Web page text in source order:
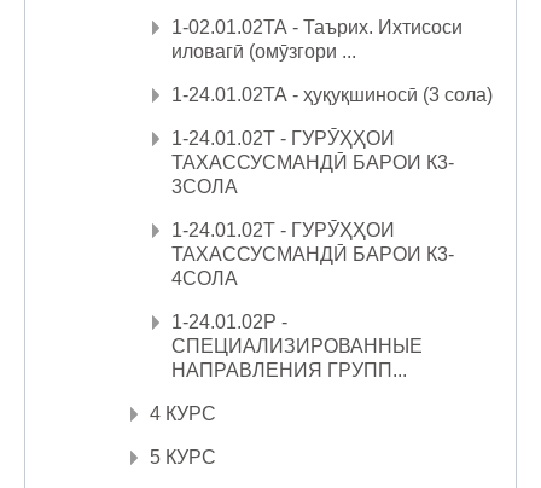
1-02.01.02ТА - Таърих. Ихтисоси
иловагӣ (омӯзгори ...
1-24.01.02ТА - ҳуқуқшиносӣ (3 сола)
1-24.01.02Т - ГУРӮҲҲОИ
ТАХАССУСМАНДӢ БАРОИ К3-
3СОЛА
1-24.01.02Т - ГУРӮҲҲОИ
ТАХАССУСМАНДӢ БАРОИ К3-
4СОЛА
1-24.01.02Р -
СПЕЦИАЛИЗИРОВАННЫЕ
НАПРАВЛЕНИЯ ГРУПП...
4 КУРС
5 КУРС